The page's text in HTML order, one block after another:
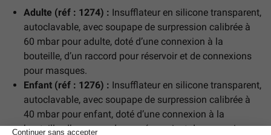
Adulte (réf : 1274) : Insufflateur en silicone transparent,
autoclavable, avec soupape de surpression calibrée à
60 mbar pour adulte, doté d’une connexion à la
bouteille, d’un raccord pour réservoir et de connexions
pour masques.
Enfant (réf : 1276) : Insufflateur en silicone transparent,
autoclavable, avec soupape de surpression calibrée à
40 mbar pour enfant, doté d’une connexion à la
bouteille, d’un raccord pour réservoir et de connexions